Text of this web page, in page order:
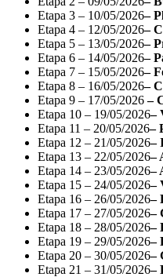
Etapa 3 – 10/05/2026–
Etapa 4 – 12/05/2026–
Etapa 5 – 13/05/2026–
Etapa 6 – 14/05/2026–
Etapa 7 – 15/05/2026–
Etapa 8 – 16/05/2026–
Etapa 9 – 17/05/2026–
Etapa 10 – 19/05/2026–
Etapa 11 – 20/05/2026–
Etapa 12 – 21/05/2026–
Etapa 13 – 22/05/2026–
Etapa 14 – 23/05/2026–
Etapa 15 – 24/05/2026–
Etapa 16 – 26/05/2026–
Etapa 17 – 27/05/2026–
Etapa 18 – 28/05/2026–
Etapa 19 – 29/05/2026–
Etapa 20 – 30/05/2026–
Etapa 21 – 31/05/2026–